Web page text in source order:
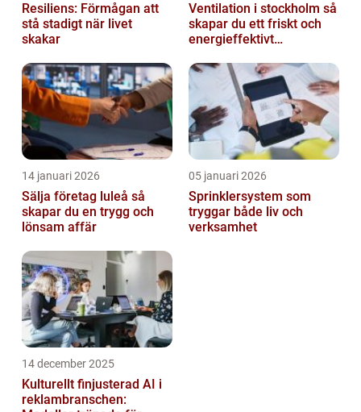
Resiliens: Förmågan att
stå stadigt när livet
skakar
Ventilation i stockholm så
skapar du ett friskt och
energieffektivt
14 januari 2026
Sälja företag luleå så
skapar du en trygg och
lönsam affär
05 januari 2026
Sprinklersystem som
tryggar både liv och
verksamhet
14 december 2025
Kulturellt finjusterad AI i
reklambranschen: